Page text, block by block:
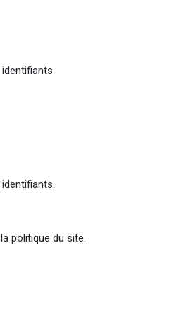
politique du site.